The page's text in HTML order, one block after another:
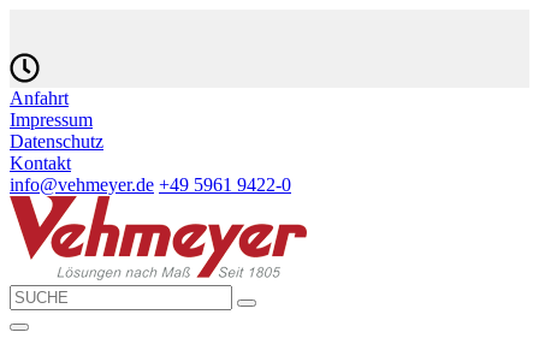
Anfahrt
Impressum
Datenschutz
Kontakt
info@vehmeyer.de +49 5961 9422-0